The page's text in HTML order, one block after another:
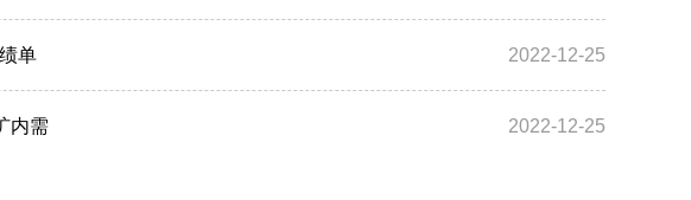
2022-12-25
单
2022-12-25
内需